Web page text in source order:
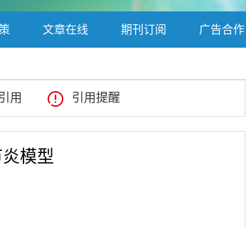
文章在线 期刊订阅 广告合作
用 引用提醒
模型